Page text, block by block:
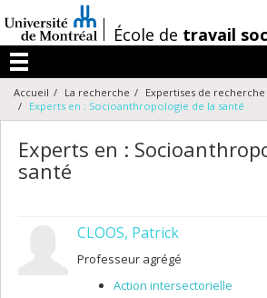
au
contenu
/École de travail
Menu
Accueil La recherche
Expertises de recherche
Experts en : Socioanthropologie de la santé
Experts en :
santé
CLOOS, Patrick
Professeur agrégé
Action intersectorielle